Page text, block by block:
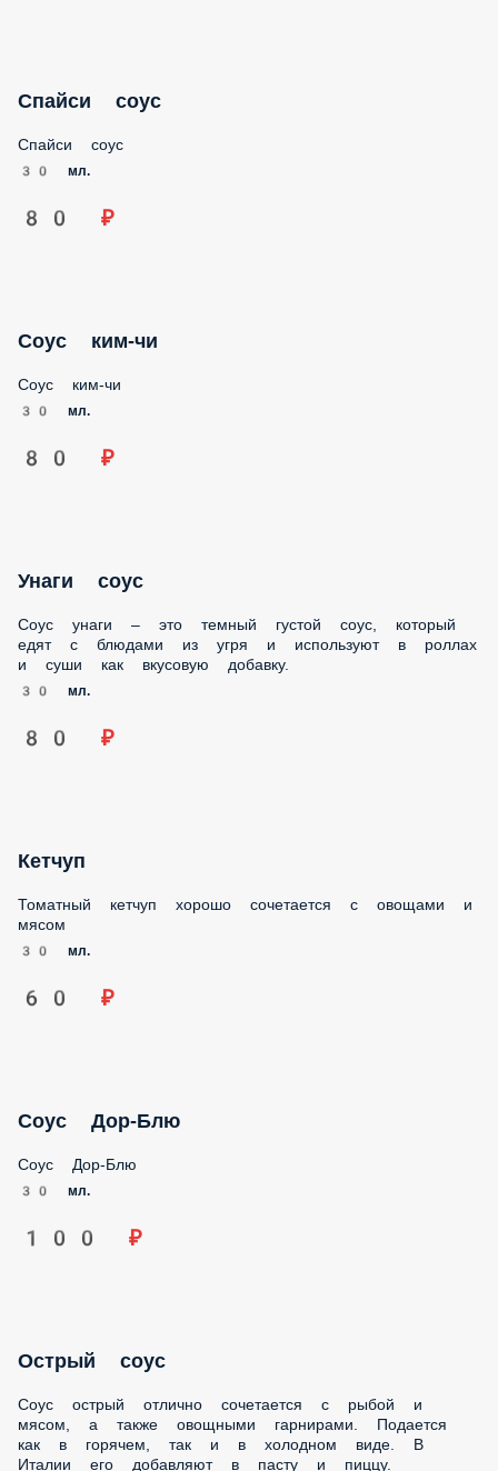
Спайси соус
Спайси соус
30 мл.
80 ₽
Соус ким-чи
Соус ким-чи
30 мл.
80 ₽
Унаги соус
Соус унаги – это темный густой соус, который едят с
блюдами из угря и используют в роллах и суши как
вкусовую добавку.
30 мл.
80 ₽
Кетчуп
Томатный кетчуп хорошо сочетается с овощами и мясом
30 мл.
Соус Дор-Блю
30 мл.
Соус острый отлично сочетается с рыбой и мясом, а также
овощными гарнирами. Подается как в горячем, так и в
холодном виде. В Италии его добавляют в пасту и пиццу.
30 мл.